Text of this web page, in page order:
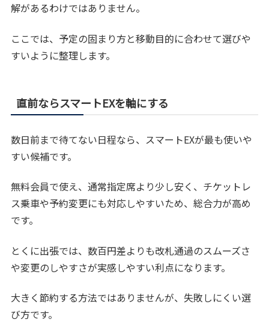
解があるわけではありません。
ここでは、予定の固まり方と移動目的に合わせて選びや
すいように整理します。
直前ならスマートEXを軸にする
数日前まで待てない日程なら、スマートEXが最も使いや
すい候補です。
無料会員で使え、通常指定席より少し安く、チケットレ
ス乗車や予約変更にも対応しやすいため、総合力が高め
です。
とくに出張では、数百円差よりも改札通過のスムーズさ
や変更のしやすさが実感しやすい利点になります。
大きく節約する方法ではありませんが、失敗しにくい選
び方です。